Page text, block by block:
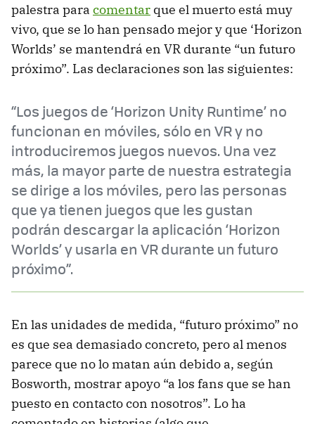
palestra para comentar que el muerto está muy
vivo, que se lo han pensado mejor y que ‘Horizon
Worlds’ se mantendrá en VR durante “un futuro
próximo”. Las declaraciones son las siguientes:
“Los juegos de ‘Horizon Unity Runtime’ no
funcionan en móviles, sólo en VR y no
introduciremos juegos nuevos. Una vez
más, la mayor parte de nuestra estrategia
se dirige a los móviles, pero las personas
que ya tienen juegos que les gustan
podrán descargar la aplicación ‘Horizon
Worlds’ y usarla en VR durante un futuro
próximo”.
En las unidades de medida, “futuro próximo” no
es que sea demasiado concreto, pero al menos
parece que no lo matan aún debido a, según
Bosworth, mostrar apoyo “a los fans que se han
puesto en contacto con nosotros”. Lo ha